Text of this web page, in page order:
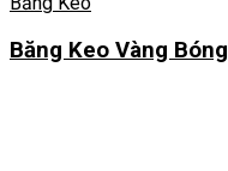
Băng Keo Vàng Bóng